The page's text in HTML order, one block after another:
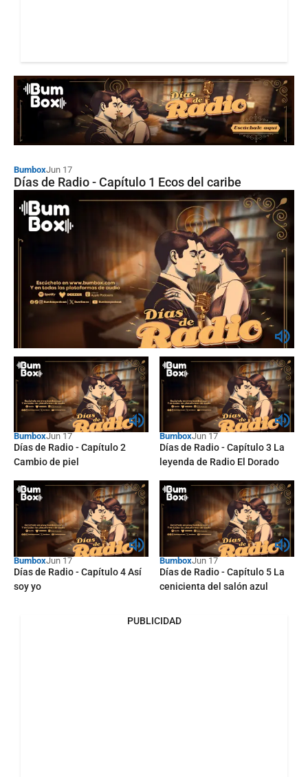
BumboxJun 17
Días de Radio - Capítulo 1 Ecos del caribe
BumboxJun 17
Días de Radio - Capítulo 2
Cambio de piel
BumboxJun 17
Días de Radio - Capítulo 3 La
leyenda de Radio El Dorado
BumboxJun 17
Días de Radio - Capítulo 4 Así
soy yo
BumboxJun 17
Días de Radio - Capítulo 5 La
cenicienta del salón azul
PUBLICIDAD